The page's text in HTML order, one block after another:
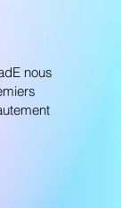
nous